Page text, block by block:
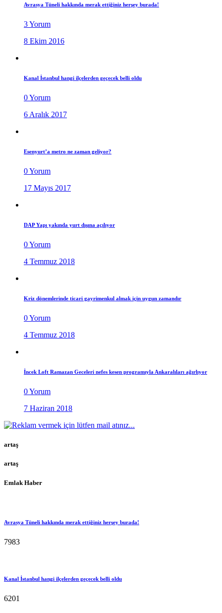
Avrasya Tüneli hakkında merak ettiğiniz herşey burada!
3 Yorum
8 Ekim 2016
Kanal İstanbul hangi ilçelerden geçecek belli oldu
0 Yorum
6 Aralık 2017
Esenyurt’a metro ne zaman geliyor?
0 Yorum
17 Mayıs 2017
DAP Yapı yakında yurt dışına açılıyor
0 Yorum
4 Temmuz 2018
Kriz dönemlerinde ticari gayrimenkul almak için uygun zamandır
0 Yorum
4 Temmuz 2018
İncek Loft Ramazan Geceleri nefes kesen programıyla Ankaralıları ağırlıyor
0 Yorum
7 Haziran 2018
artaş
artaş
Emlak Haber
Avrasya Tüneli hakkında merak ettiğiniz herşey burada!
7983
Kanal İstanbul hangi ilçelerden geçecek belli oldu
6201